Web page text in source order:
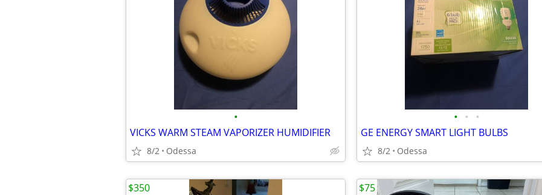
•
VICKS WARM STEAM VAPORIZER HUMIDIFIER
8/2 Odessa
• • •
GE ENERGY SMART LIGHT BULBS
8/2 Odessa
$350 $75